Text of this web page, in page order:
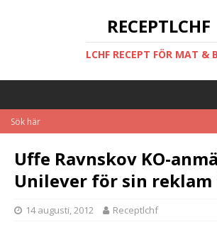
RECEPTLCHF
LCHF RECEPT FÖR MAT &
Uffe Ravnskov KO-
Unilever för sin reklam
14 augusti, 2012 Receptlchf